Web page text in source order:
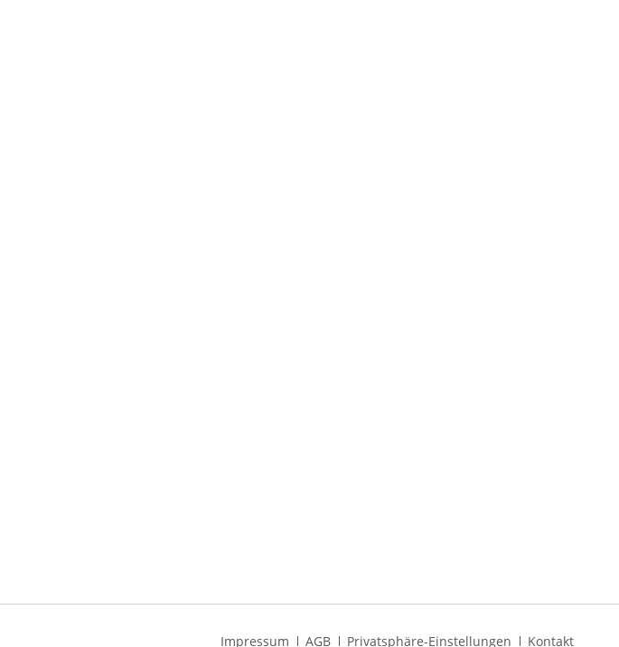
Navigation
Impressum AGB Privatsphäre-Einstellungen Kontakt